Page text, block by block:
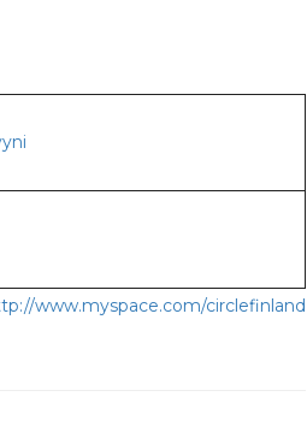
www.myspace.com/circlefinland